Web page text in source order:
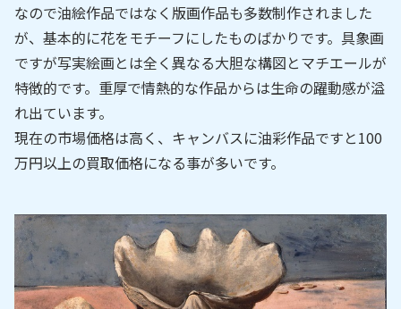
なので油絵作品ではなく版画作品も多数制作されました
が、基本的に花をモチーフにしたものばかりです。具象画
ですが写実絵画とは全く異なる大胆な構図とマチエールが
特徴的です。重厚で情熱的な作品からは生命の躍動感が溢
れ出ています。
現在の市場価格は高く、キャンバスに油彩作品ですと100
万円以上の買取価格になる事が多いです。